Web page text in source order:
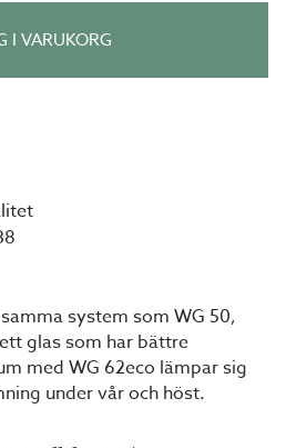
I VARUKORG
system som WG 50,
glas som har bättre
med WG 62eco lämpar sig
under vår och höst.